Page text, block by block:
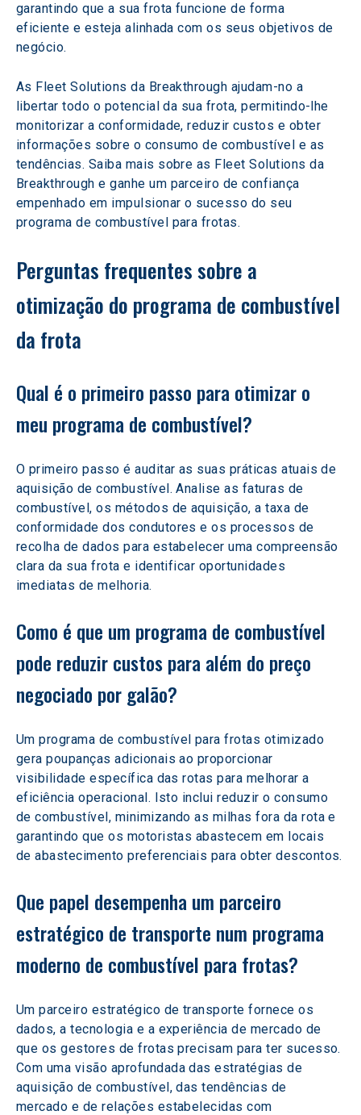
garantindo que a sua frota funcione de forma
eficiente e esteja alinhada com os seus objetivos de
negócio.
As Fleet Solutions da Breakthrough ajudam-no a
libertar todo o potencial da sua frota, permitindo-lhe
monitorizar a conformidade, reduzir custos e obter
informações sobre o consumo de combustível e as
tendências. Saiba mais sobre as Fleet Solutions da
Breakthrough e ganhe um parceiro de confiança
empenhado em impulsionar o sucesso do seu
programa de combustível para frotas.
Perguntas frequentes sobre a
otimização do programa de combustível
da frota
Qual é o primeiro passo para otimizar o
meu programa de combustível?
O primeiro passo é auditar as suas práticas atuais de
aquisição de combustível. Analise as faturas de
combustível, os métodos de aquisição, a taxa de
conformidade dos condutores e os processos de
recolha de dados para estabelecer uma compreensão
clara da sua frota e identificar oportunidades
imediatas de melhoria.
Como é que um programa de combustível
pode reduzir custos para além do preço
negociado por galão?
Um programa de combustível para frotas otimizado
gera poupanças adicionais ao proporcionar
visibilidade específica das rotas para melhorar a
eficiência operacional. Isto inclui reduzir o consumo
de combustível, minimizando as milhas fora da rota e
garantindo que os motoristas abastecem em locais
de abastecimento preferenciais para obter descontos.
Que papel desempenha um parceiro
estratégico de transporte num programa
moderno de combustível para frotas?
Um parceiro estratégico de transporte fornece os
dados, a tecnologia e a experiência de mercado de
que os gestores de frotas precisam para ter sucesso.
Com uma visão aprofundada das estratégias de
aquisição de combustível, das tendências de
mercado e de relações estabelecidas com